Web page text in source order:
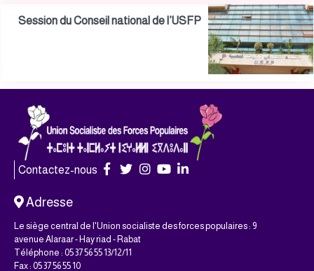
Session du Conseil national de l’USFP
Contactez-nous
Adresse
Le siège central de l'Union socialiste des forces populaires : 9
avenue Alaraar - Hay riad - Rabat
Téléphone : 05 37 56 55 13/12/11
Fax : 05 37 56 55 10